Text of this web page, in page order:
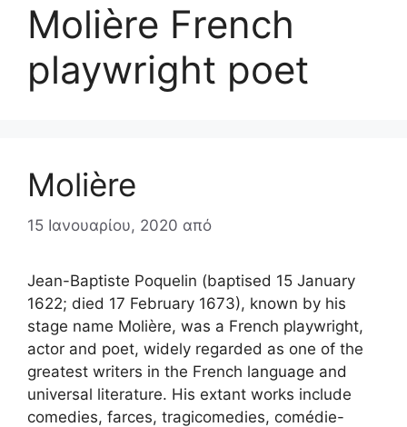
Molière French
playwright poet
Molière
15 Ιανουαρίου, 2020 από
Jean-Baptiste Poquelin (baptised 15 January
1622; died 17 February 1673), known by his
stage name Molière, was a French playwright,
actor and poet, widely regarded as one of the
greatest writers in the French language and
universal literature. His extant works include
comedies, farces, tragicomedies, comédie-